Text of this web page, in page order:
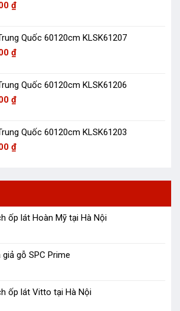
₫
Quốc 60120cm KLSK61207
₫
Quốc 60120cm KLSK61206
₫
Quốc 60120cm KLSK61203
₫
ốp lát Hoàn Mỹ tại Hà Nội
giả gỗ SPC Prime
ốp lát Vitto tại Hà Nội